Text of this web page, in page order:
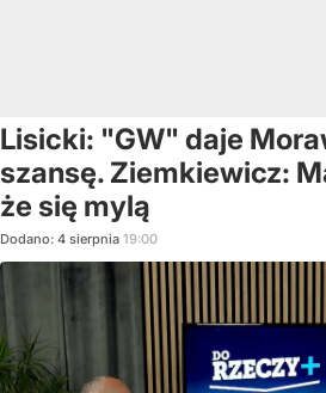
Lisicki: "GW" daje
szansę. Ziemkiewicz:
że się mylą
Dodano: 4 sierpnia 19:00